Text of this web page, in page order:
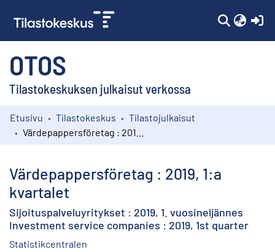
OTOS
Tilastokeskuksen julkaisut verkossa
Kokoelmat
Etusivu Tilastokeskus
Tilastojulkaisut
Värdepappersföretag : 2019, 1:a
kvartalet
Sijoituspalveluyritykset : 2019, 1. vuosineljännes
Investment service companies : 2019, 1st quarter
Statistikcentralen